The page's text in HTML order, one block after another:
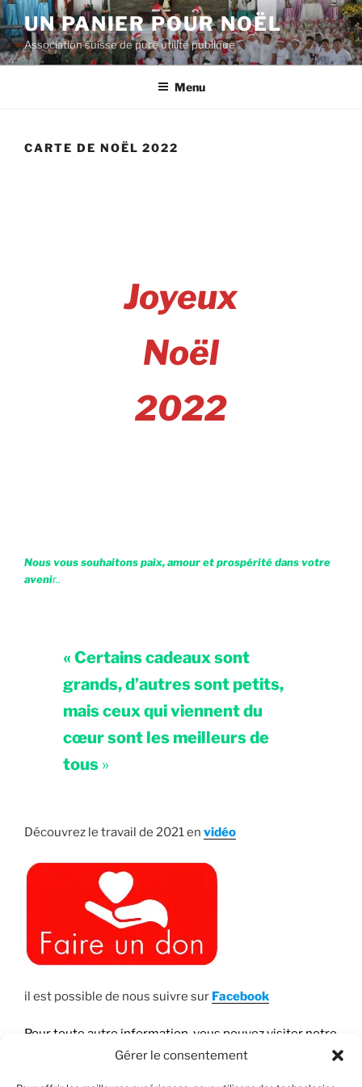
Gérer le consentement
Aller
au
contenu
principal
UN PANIER POUR NOËL
Association suisse de pure utilité publique
Menu
CARTE DE NOËL 2022
Joyeux
Noël
2022
Nous vous souhaitons paix, amour et prospérité dans votre
avenir..
« Certains cadeaux sont
grands, d’autres sont petits,
mais ceux qui viennent du
cœur sont les meilleurs de
tous»
Découvrez le travail de 2021 en vidéo
il est possible de nous suivre sur Facebook
Pour toute autre information, vous pouvez visiter notre